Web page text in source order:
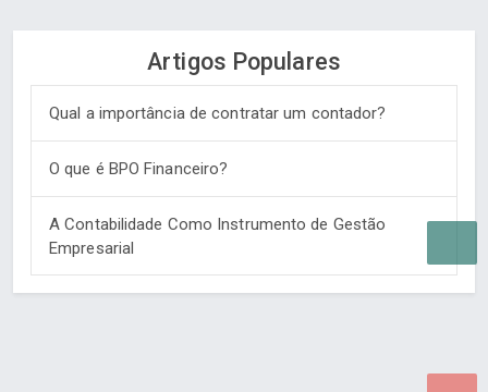
Artigos Populares
Qual a importância de contratar um contador?
O que é BPO Financeiro?
A Contabilidade Como Instrumento de Gestão
Empresarial